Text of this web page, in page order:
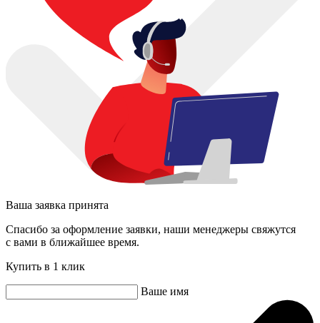
Ваша заявка принята
Спасибо за оформление заявки, наши менеджеры свяжутся
с вами в ближайшее время.
Купить в 1 клик
Ваше имя